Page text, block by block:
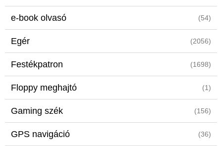
e-book olvasó (54)
Egér (2056)
Festékpatron (1698)
Floppy meghajtó (1)
Gaming szék (156)
GPS navigáció (36)